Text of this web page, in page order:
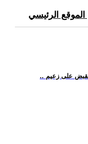
الرئيسي
تقبض على زعيم